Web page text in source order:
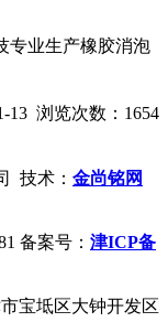
专业生产橡胶消泡
13 浏览次数：1654
技术： 金尚铭网
备案号： 津ICP备
宝坻区大钟开发区